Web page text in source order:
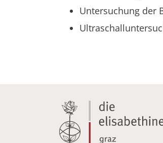
Untersuchung der